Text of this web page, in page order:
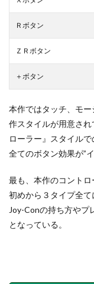
Ｒボタン
ＺＲボタン
＋ボタン
本作ではタッチ、モ
作スタイルが用意さ
ローラー』スタイル
全てのボタン効果が”
最も、本作のコントロ
初めから３タイプ全て
Joy-Conの持ち方やプ
となっている。